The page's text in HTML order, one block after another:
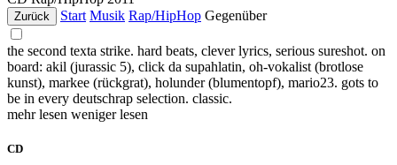
Zurück Start Musik Rap/HipHop Gegenüber
the second texta strike. hard beats, clever lyrics, serious sureshot. on
board: akil (jurassic 5), click da supahlatin, oh-vokalist (brotlose
kunst), markee (rückgrat), holunder (blumentopf), mario23. gots to
be in every deutschrap selection. classic.
mehr lesen weniger lesen
CD